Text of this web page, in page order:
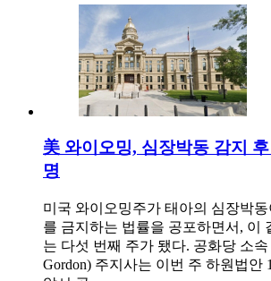
美 와이오밍, 심장박동 감지
명
미국 와이오밍주가 태아의 심장박
를 금지하는 법률을 공포하면서, 이
는 다섯 번째 주가 됐다. 공화당 소
Gordon) 주지사는 이번 주 하원법안